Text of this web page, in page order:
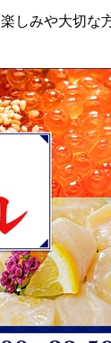
しみや大切な